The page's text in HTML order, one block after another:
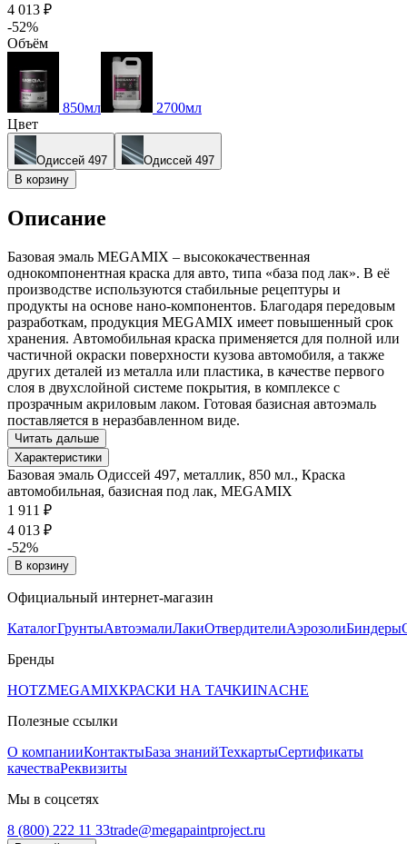
4 013 ₽
-52%
Объём
850мл
2700мл
Цвет
Одиссей 497
Одиссей 497
В корзину
Описание
Базовая эмаль MEGAMIX – высококачественная
однокомпонентная краска для авто, типа «база под лак». В её
производстве используются стабильные рецептуры и
продукты на основе нано-компонентов. Благодаря передовым
разработкам, продукция MEGAMIX имеет повышенный срок
хранения. Автомобильная краска применяется для полной или
частичной окраски поверхности кузова автомобиля, а также
других деталей из металла или пластика, в качестве первого
слоя в двухслойной системе покрытия, в комплексе с
прозрачным акриловым лаком. Готовая базисная автоэмаль
поставляется в неразбавленном виде.
Читать дальше
Характеристики
Базовая эмаль Одиссей 497, металлик, 850 мл., Краска
автомобильная, базисная под лак, MEGAMIX
1 911 ₽
4 013 ₽
-52%
В корзину
Официальный интернет-магазин
КаталогГрунтыАвтоэмалиЛакиОтвердителиАэрозолиБиндеры
Бренды
HOTZMEGAMIXКРАСКИ НА ТАЧКИINACHE
Полезные ссылки
О компанииКонтактыБаза знанийТехкартыСертификаты
качестваРеквизиты
Мы в соцсетях
8 (800) 222 11 33trade@megapaintproject.ru